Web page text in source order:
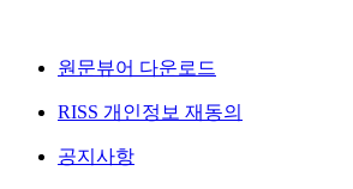
원문뷰어 다운로드
RISS 개인정보 재동의
공지사항